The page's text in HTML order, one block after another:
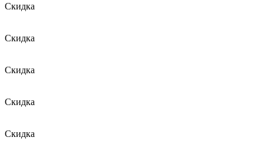
Скидка
Скидка
Скидка
Скидка
Скидка